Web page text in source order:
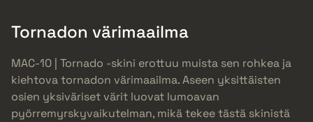
Tornadon värimaailma
MAC-10 | Tornado -skini erottuu muista sen rohkea ja
kiehtova tornadon värimaailma. Aseen yksittäisten
osien yksiväriset värit luovat lumoavan
pyörremyrskyvaikutelman, mikä tekee tästä skinistä